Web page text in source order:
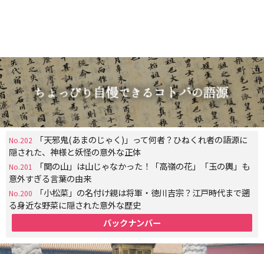
No.202
「天邪鬼(あまのじゃく)」って何者？ひねくれ者の語源に
隠された、神様と妖怪の意外な正体
No.201
「関の山」は山じゃなかった！「高嶺の花」「玉の輿」も
意外すぎる言葉の由来
No.200
「小松菜」の名付け親は将軍・徳川吉宗？江戸時代まで遡
る身近な野菜に隠された意外な歴史
バックナンバー